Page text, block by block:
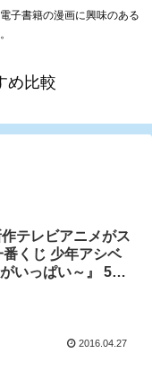
子書籍の漫画に興味のある
め比較
テレビアニメがス
くじ 少年アシベ
いっぱい～』 5月
2016.04.27